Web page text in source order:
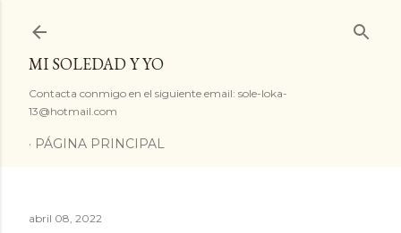
MI SOLEDAD Y YO
Contacta conmigo en el siguiente email: sole-loka-
13@hotmail.com
PÁGINA PRINCIPAL
abril 08, 2022